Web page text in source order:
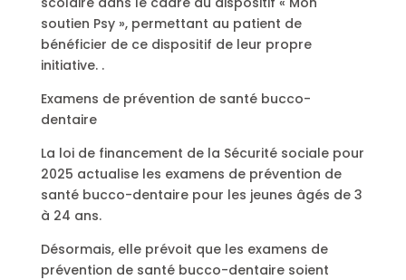
soutien Psy », permettant au patient de
bénéficier de ce dispositif de leur propre
initiative. .
Examens de prévention de santé bucco-
dentaire
La loi de financement de la Sécurité sociale pour
2025 actualise les examens de prévention de
santé bucco-dentaire pour les jeunes âgés de 3
à 24 ans.
Désormais, elle prévoit que les examens de
prévention de santé bucco-dentaire soient